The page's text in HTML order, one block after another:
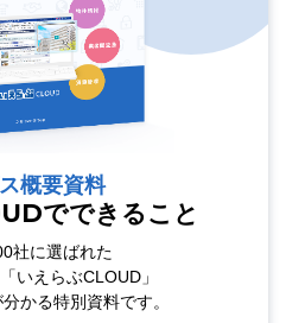
概要資料
でできること
社に選ばれた
いえらぶCLOUD」
かる特別資料です。